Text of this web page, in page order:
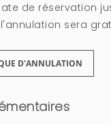
CELA
de réservation
sera
D'ANNULATION